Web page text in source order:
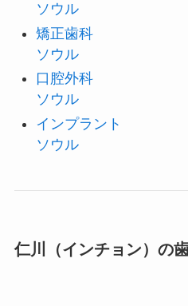
ソウル
矯正歯科
ソウル
口腔外科
ソウル
インプラント
ソウル
仁川（インチョン）の